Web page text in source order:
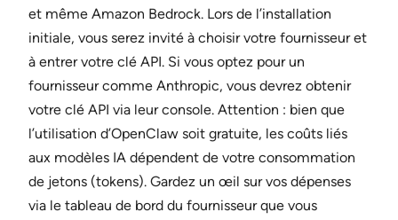
et même Amazon Bedrock. Lors de l’installation
initiale, vous serez invité à choisir votre fournisseur et
à entrer votre clé API. Si vous optez pour un
fournisseur comme Anthropic, vous devrez obtenir
votre clé API via leur console. Attention : bien que
l’utilisation d’OpenClaw soit gratuite, les coûts liés
aux modèles IA dépendent de votre consommation
de jetons (tokens). Gardez un œil sur vos dépenses
via le tableau de bord du fournisseur que vous